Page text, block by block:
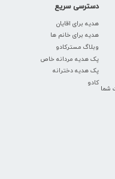
شما
دسترسی سریع
هدیه برای اقایان
هدیه برای خانم ها
وبلاگ مسترکادو
پک هدیه مردانه خاص
پک هدیه دخترانه
کادو